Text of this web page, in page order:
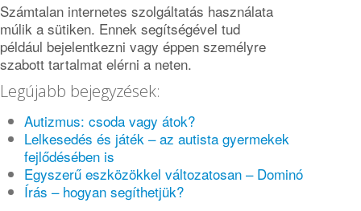
Számtalan internetes szolgáltatás használata
múlik a sütiken. Ennek segítségével tud
például bejelentkezni vagy éppen személyre
szabott tartalmat elérni a neten.
Legújabb bejegyzések:
Autizmus: csoda vagy átok?
Lelkesedés és játék – az autista gyermekek
fejlődésében is
Egyszerű eszközökkel változatosan – Dominó
Írás – hogyan segíthetjük?